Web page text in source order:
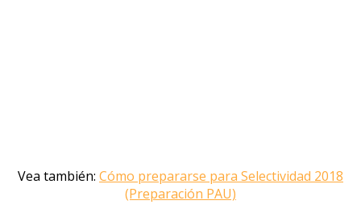
Vea también: Cómo prepararse para Selectividad 2018
(Preparación PAU)